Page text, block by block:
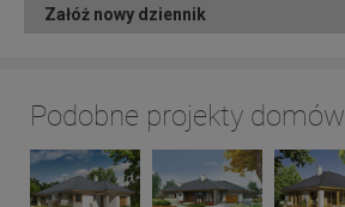
Załóż nowy dziennik
Podobne projekty domów